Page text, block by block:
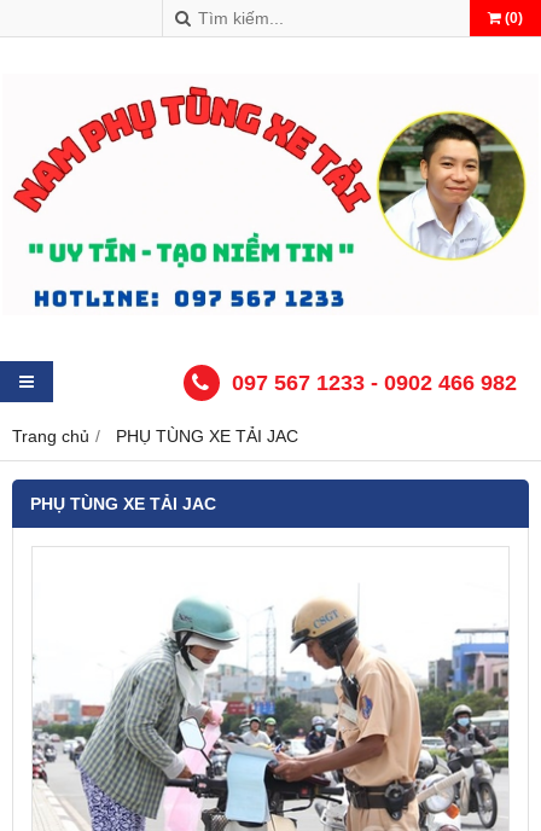
(0)
097 567 1233 - 0902 466 982
Trang chủ PHỤ TÙNG XE TẢI JAC
PHỤ TÙNG XE TẢI JAC